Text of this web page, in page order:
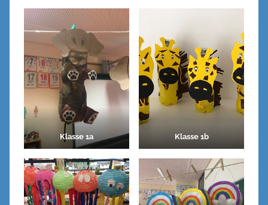
e
l
Klasse 1a Klasse 1b